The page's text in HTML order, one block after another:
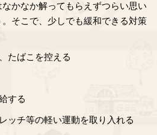
かなか解ってもらえずつらい思い
そこで、少しでも緩和できる対策
たばこを控える
する
ッチ等の軽い運動を取り入れる